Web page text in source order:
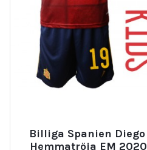
Billiga Spanien
Hemmatröja EM